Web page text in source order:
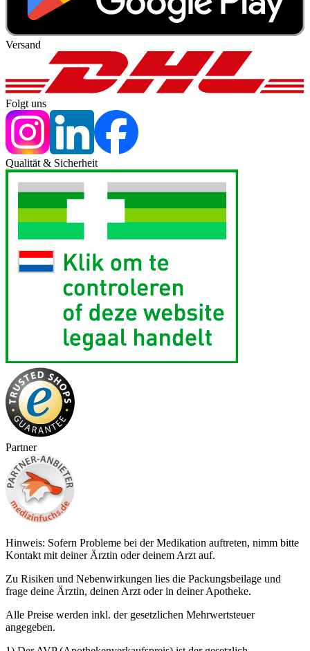
Versand
Folgt uns
Qualität & Sicherheit
Partner
Hinweis: Sofern Probleme bei der Medikation auftreten, nimm bitte
Kontakt mit deiner Ärztin oder deinem Arzt auf.
Zu Risiken und Nebenwirkungen lies die Packungsbeilage und
frage deine Ärztin, deinen Arzt oder in deiner Apotheke.
Alle Preise werden inkl. der gesetzlichen Mehrwertsteuer
angegeben.